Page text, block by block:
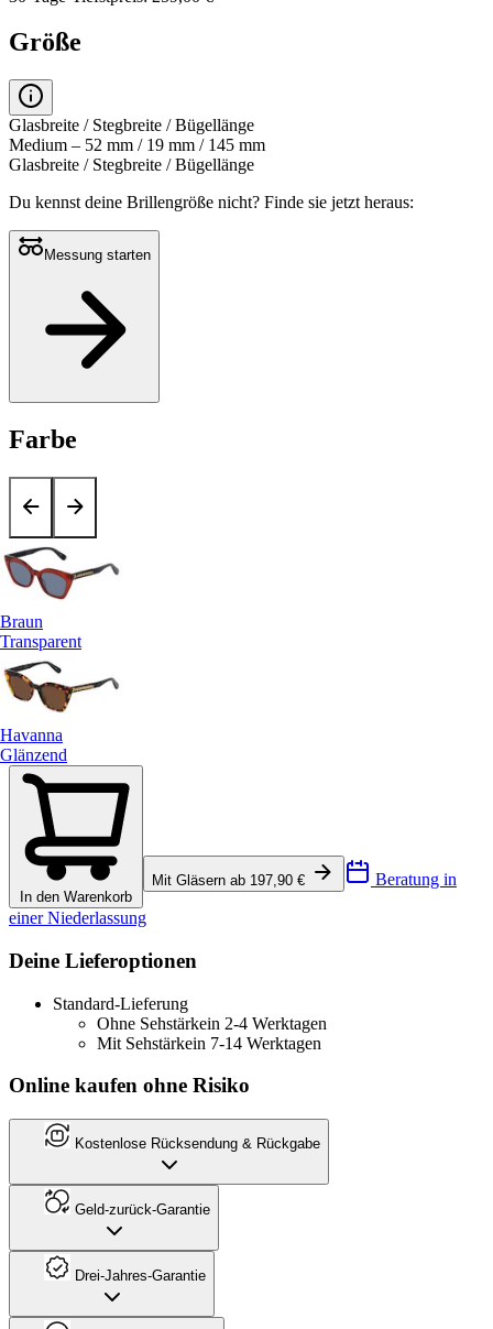
Größe
Glasbreite / Stegbreite / Bügellänge
Medium – 52 mm / 19 mm / 145 mm
Glasbreite / Stegbreite / Bügellänge
Du kennst deine Brillengröße nicht? Finde sie jetzt heraus:
Messung starten
Farbe
Braun
Transparent
Havanna
Glänzend
In den Warenkorb
Mit Gläsern ab 197,90 € Beratung in
einer Niederlassung
Deine Lieferoptionen
Standard-Lieferung
Ohne Sehstärkein 2-4 Werktagen
Mit Sehstärkein 7-14 Werktagen
Online kaufen ohne Risiko
Kostenlose Rücksendung & Rückgabe
Geld-zurück-Garantie
Drei-Jahres-Garantie